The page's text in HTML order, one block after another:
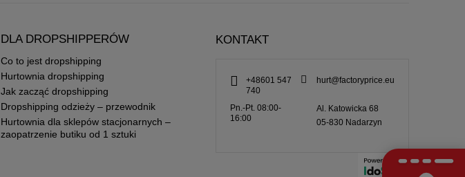
DLA DROPSHIPPERÓW
Co to jest dropshipping
Hurtownia dropshipping
Jak zacząć dropshipping
Dropshipping odzieży – przewodnik
Hurtownia dla sklepów stacjonarnych –
zaopatrzenie butiku od 1 sztuki
KONTAKT
+48601 547
740
hurt@factoryprice.eu
Pn.-Pt. 08:00-
16:00
Al. Katowicka 68
05-830 Nadarzyn